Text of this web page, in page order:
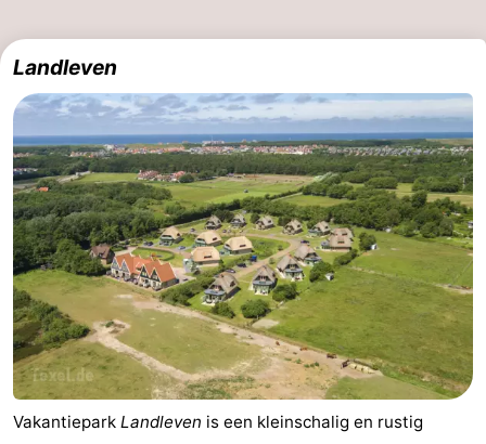
Landleven
Vakantiepark Landleven is een kleinschalig en rustig